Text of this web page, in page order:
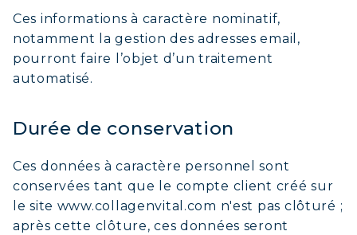
Ces informations à caractère nominatif,
notamment la gestion des adresses email,
pourront faire l’objet d’un traitement
automatisé.
Durée de conservation
Ces données à caractère personnel sont
conservées tant que le compte client créé sur
le site www.collagenvital.com n'est pas clôturé ;
après cette clôture, ces données seront